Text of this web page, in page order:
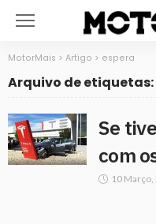
MotorMais > Artigo > espera
Arquivo de etiquetas:
Se
com
10